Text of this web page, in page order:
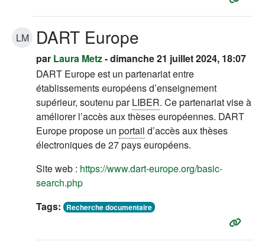
LM DART Europe
par Laura Metz- dimanche 21 juillet 2024, 18:07
DART Europe est un partenariat entre
établissements européens d’enseignement
supérieur, soutenu parLIBER. Ce partenariat vise à
améliorer l’accès aux thèses européennes. DART
Europe propose un portail d’accès aux thèses
électroniques de 27 pays européens.
Site web : https://www.dart-europe.org/basic-
search.php(s'ouvre dans un nouvel onglet)
Tags:
Recherche documentaire